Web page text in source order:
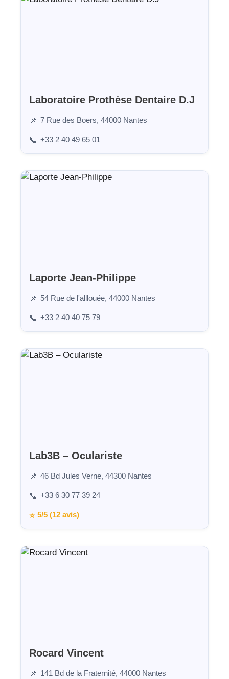
Laboratoire Prothèse Dentaire D.J
📌 7 Rue des Boers, 44000 Nantes
📞 +33 2 40 49 65 01
Laporte Jean-Philippe
📌 54 Rue de l'alllouée, 44000 Nantes
📞 +33 2 40 40 75 79
Lab3B – Oculariste
📌 46 Bd Jules Verne, 44300 Nantes
📞 +33 6 30 77 39 24
⭐ 5/5 (12 avis)
Rocard Vincent
📌 141 Bd de la Fraternité, 44000 Nantes